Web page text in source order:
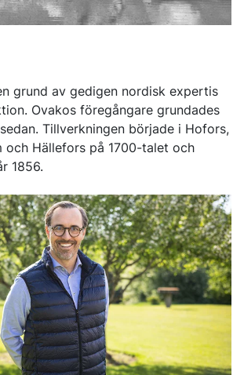
grund av gedigen nordisk expertis
Ovakos föregångare grundades
Tillverkningen började i Hofors,
och Hällefors på 1700-talet och
1856.